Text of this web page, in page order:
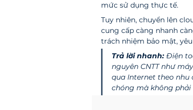
mức sử dụng thực tế.
Tuy nhiên, chuyển lên
cung cấp càng nhanh
trách nhiệm bảo mật,
Trả lời nhanh: Điện
nguyên CNTT như
qua Internet theo nhu
chóng mà không